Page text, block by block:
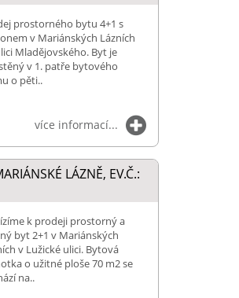
prostorného bytu 4+1 s
v Mariánských Lázních
Mladějovského. Byt je
v 1. patře bytového
o pěti..
více informací...
LÁZNĚ, EV.Č.:
k prodeji prostorný a
byt 2+1 v Mariánských
v Lužické ulici. Bytová
o užitné ploše 70 m2 se
na..